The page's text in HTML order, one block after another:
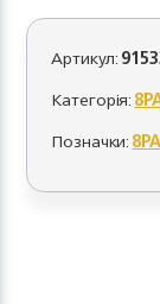
Артикул:
Категорія:
Позначки: